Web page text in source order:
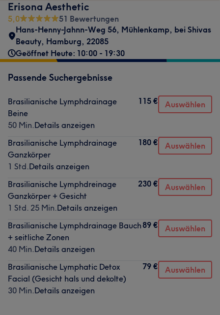
Erisona Aesthetic
5,0
51 Bewertungen
Hans-Henny-Jahnn-Weg 56, Mühlenkamp, bei Shivas
Beauty, Hamburg, 22085
Geöffnet Heute: 10:00 - 19:30
Passende Suchergebnisse
Brasilianische Lymphdrainage
Beine
50 Min.Details anzeigen
115 € Auswählen
Brasilianische Lymphdrainage
Ganzkörper
1 Std.Details anzeigen
180 € Auswählen
Brasilianische Lymphdreinage
Ganzkörper + Gesicht
1 Std. 25 Min.Details anzeigen
230 € Auswählen
Brasilianische Lymphdrainage Bauch
+ seitliche Zonen
40 Min.Details anzeigen
89 € Auswählen
Brasilianische Lymphatic Detox
Facial (Gesicht hals und dekolte)
30 Min.Details anzeigen
79 € Auswählen